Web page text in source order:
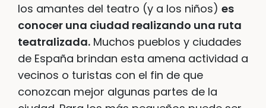
los amantes del teatro (y a los niños) es
conocer una ciudad realizando una ruta
teatralizada. Muchos pueblos y ciudades
de España brindan esta amena actividad a
vecinos o turistas con el fin de que
conozcan mejor algunas partes de la